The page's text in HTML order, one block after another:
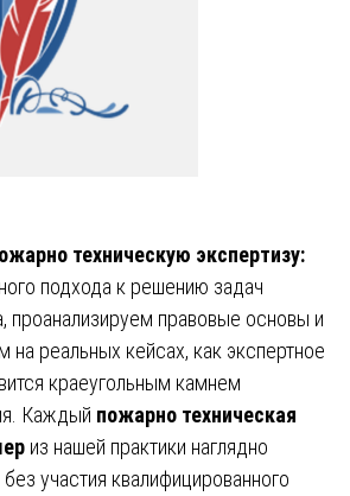
техническую экспертизу:
подхода к решению задач
проанализируем правовые основы и
на реальных кейсах, как экспертное
краеугольным камнем
Каждый пожарно техническая
из нашей практики наглядно
участия квалифицированного